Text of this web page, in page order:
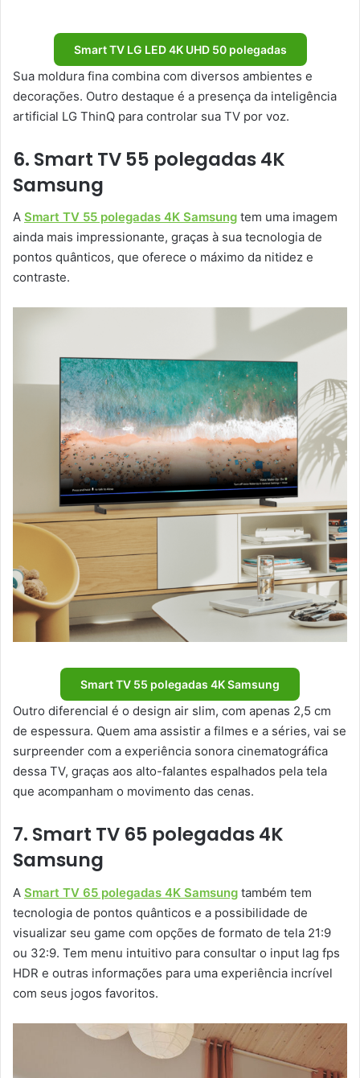
Smart TV LG LED 4K UHD 50 polegadas
Sua moldura fina combina com diversos ambientes e
decorações. Outro destaque é a presença da inteligência
artificial LG ThinQ para controlar sua TV por voz.
6. Smart TV 55 polegadas 4K
Samsung
A Smart TV 55 polegadas 4K Samsung tem uma imagem
ainda mais impressionante, graças à sua tecnologia de
pontos quânticos, que oferece o máximo da nitidez e
contraste.
Smart TV 55 polegadas 4K Samsung
Outro diferencial é o design air slim, com apenas 2,5 cm
de espessura. Quem ama assistir a filmes e a séries, vai se
surpreender com a experiência sonora cinematográfica
dessa TV, graças aos alto-falantes espalhados pela tela
que acompanham o movimento das cenas.
7. Smart TV 65 polegadas 4K
Samsung
A Smart TV 65 polegadas 4K Samsung também tem
tecnologia de pontos quânticos e a possibilidade de
visualizar seu game com opções de formato de tela 21:9
ou 32:9. Tem menu intuitivo para consultar o input lag fps
HDR e outras informações para uma experiência incrível
com seus jogos favoritos.